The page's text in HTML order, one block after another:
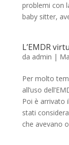
problemi con
baby sitter,
L’EMDR
da admin |
Per molto
all’uso
Poi è arrivato
stati
che avevano